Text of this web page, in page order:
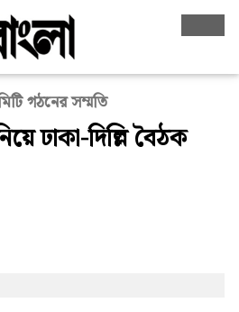
গঠনের সম্মতি
ঢাকা-দিল্লি বৈঠক